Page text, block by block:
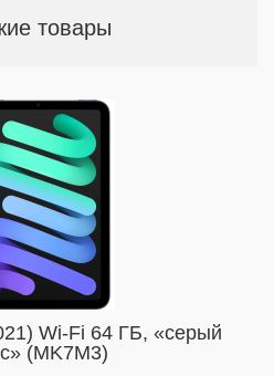
товары
Wi-Fi 64 ГБ, «серый
(MK7M3)